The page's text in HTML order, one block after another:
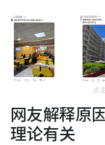
点
网友解释原
理论有关